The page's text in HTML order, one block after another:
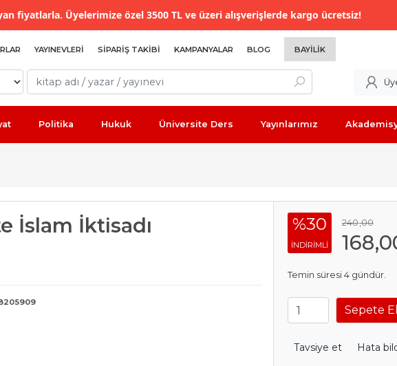
fiyatlarla. Üyelerimize özel 3500 TL ve üzeri alışverişlerde kargo ücretsiz!
YAYINEVLERI SIPARIŞ TAKIBI KAMPANYALAR BLOG BAYILIK
Politika Hukuk Üniversite Ders Yayınlarımız
İslam İktisadı %30
INDIRIMLI
240,00
168
Temin süresi 4 gündür.
Sepete
Tavsiye et Hata